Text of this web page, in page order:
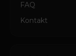
FAQ
Kontakt